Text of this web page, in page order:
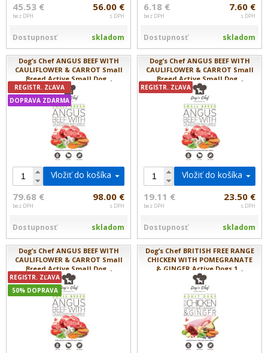
45.53 €
bez DPH
56.00 €
s DPH
Dostupnosť skladom
6.18 €
bez DPH
7.60 €
s DPH
Dostupnosť skladom
Dog’s Chef ANGUS BEEF WITH
CAULIFLOWER & CARROT Small
Breed Active Small Dog...
REGISTR. ZĽAVA
DOPRAVA ZDARMA
Vložiť do košíka
79.68 €
bez DPH
98.00 €
s DPH
Dostupnosť skladom
Dog’s Chef ANGUS BEEF WITH
CAULIFLOWER & CARROT Small
Breed Active Small Dog...
REGISTR. ZĽAVA
Vložiť do košíka
19.11 €
bez DPH
23.50 €
s DPH
Dostupnosť skladom
Dog’s Chef ANGUS BEEF WITH
CAULIFLOWER & CARROT Small
Breed Active Small Dog...
REGISTR. ZĽAVA
50% DOPRAVA
Dog’s Chef BRITISH FREE RANGE
CHICKEN WITH POMEGRANATE
& GINGER Active Dogs 1...